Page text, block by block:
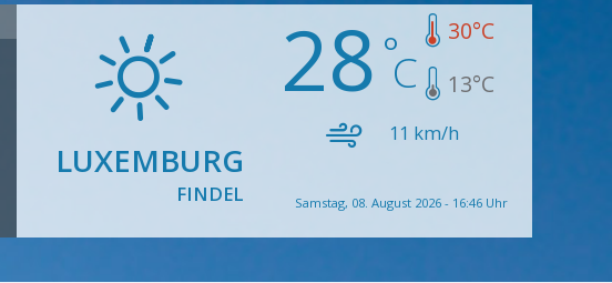
LUXEMBURG
FINDEL
28 30°C
13°C
11 km/h
Samstag, 08. August 2026 - 16:46 Uhr